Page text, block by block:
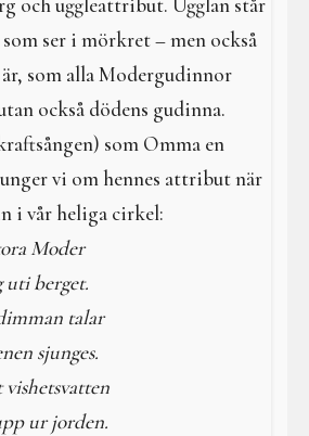
och uggleattribut. Ugglan står
ser i mörkret – men också
som alla Modergudinnor
också dödens gudinna.
som Omma en
vi om hennes attribut när
i vår heliga cirkel:
Moder
berget.
talar
sjunges.
vishetsvatten
ur jorden.